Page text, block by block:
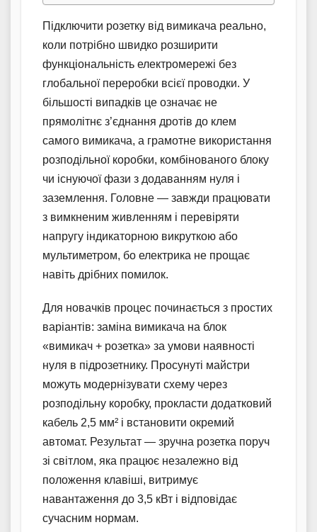
Підключити розетку від вимикача реально,
коли потрібно швидко розширити
функціональність електромережі без
глобальної переробки всієї проводки. У
більшості випадків це означає не
прямолітнє з’єднання дротів до клем
самого вимикача, а грамотне використання
розподільної коробки, комбінованого блоку
чи існуючої фази з додаванням нуля і
заземлення. Головне — завжди працювати
з вимкненим живленням і перевіряти
напругу індикаторною викруткою або
мультиметром, бо електрика не прощає
навіть дрібних помилок.
Для новачків процес починається з простих
варіантів: заміна вимикача на блок
«вимикач + розетка» за умови наявності
нуля в підрозетнику. Просунуті майстри
можуть модернізувати схему через
розподільну коробку, прокласти додатковий
кабель 2,5 мм² і встановити окремий
автомат. Результат — зручна розетка поруч
зі світлом, яка працює незалежно від
положення клавіші, витримує
навантаження до 3,5 кВт і відповідає
сучасним нормам.